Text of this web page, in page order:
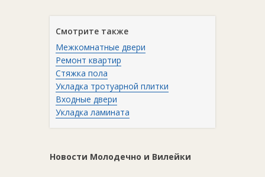
Смотрите также
Межкомнатные двери
Ремонт квартир
Стяжка пола
Укладка тротуарной плитки
Входные двери
Укладка ламината
Новости Молодечно и Вилейки